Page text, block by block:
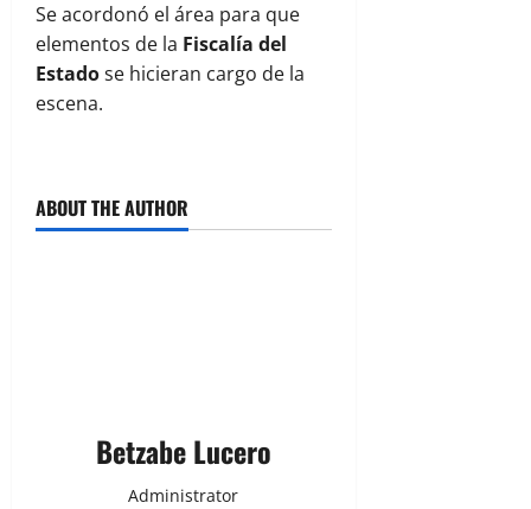
Se acordonó el área para que
elementos de la Fiscalía del
Estadose hicieran cargo de la
escena.
ABOUT THE AUTHOR
Betzabe Lucero
Administrator